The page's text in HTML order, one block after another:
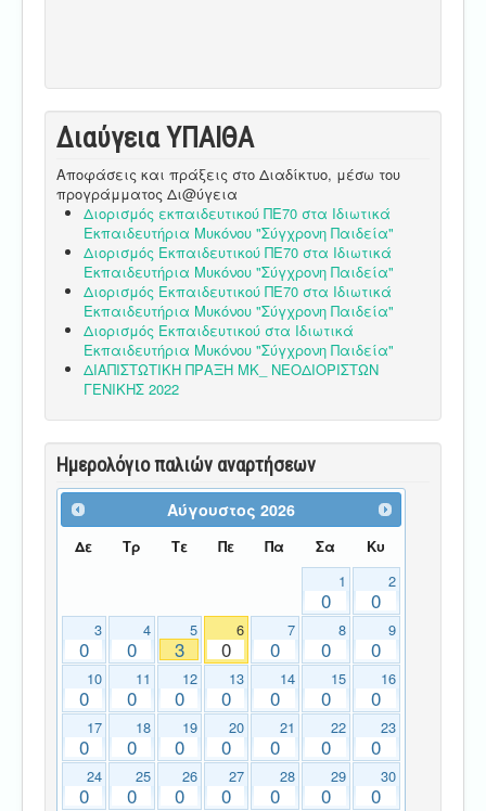
Διαύγεια ΥΠΑΙΘA
Αποφάσεις και πράξεις στο Διαδίκτυο, μέσω του
προγράμματος Δι@ύγεια
Διορισμός εκπαιδευτικού ΠΕ70 στα Ιδιωτικά
Εκπαιδευτήρια Μυκόνου "Σύγχρονη Παιδεία"
Διορισμός Εκπαιδευτικού ΠΕ70 στα Ιδιωτικά
Εκπαιδευτήρια Μυκόνου "Σύγχρονη Παιδεία"
Διορισμός Εκπαιδευτικού ΠΕ70 στα Ιδιωτικά
Εκπαιδευτήρια Μυκόνου "Σύγχρονη Παιδεία"
Διορισμός Εκπαιδευτικού στα Ιδιωτικά
Εκπαιδευτήρια Μυκόνου "Σύγχρονη Παιδεία"
ΔΙΑΠΙΣΤΩΤΙΚΗ ΠΡΑΞΗ ΜΚ_ ΝΕΟΔΙΟΡΙΣΤΩΝ
ΓΕΝΙΚΗΣ 2022
Ημερολόγιο παλιών αναρτήσεων
Αύγουστος 2026
Δε Τρ Τε Πε Πα Σα Κυ
1
0
2
0
3
0
4
0
5
3
6
0
7
0
8
0
9
0
10
0
11
0
12
0
13
0
14
0
15
0
16
0
17
0
18
0
19
0
20
0
21
0
22
0
23
0
24
0
25
0
26
0
27
0
28
0
29
0
30
0